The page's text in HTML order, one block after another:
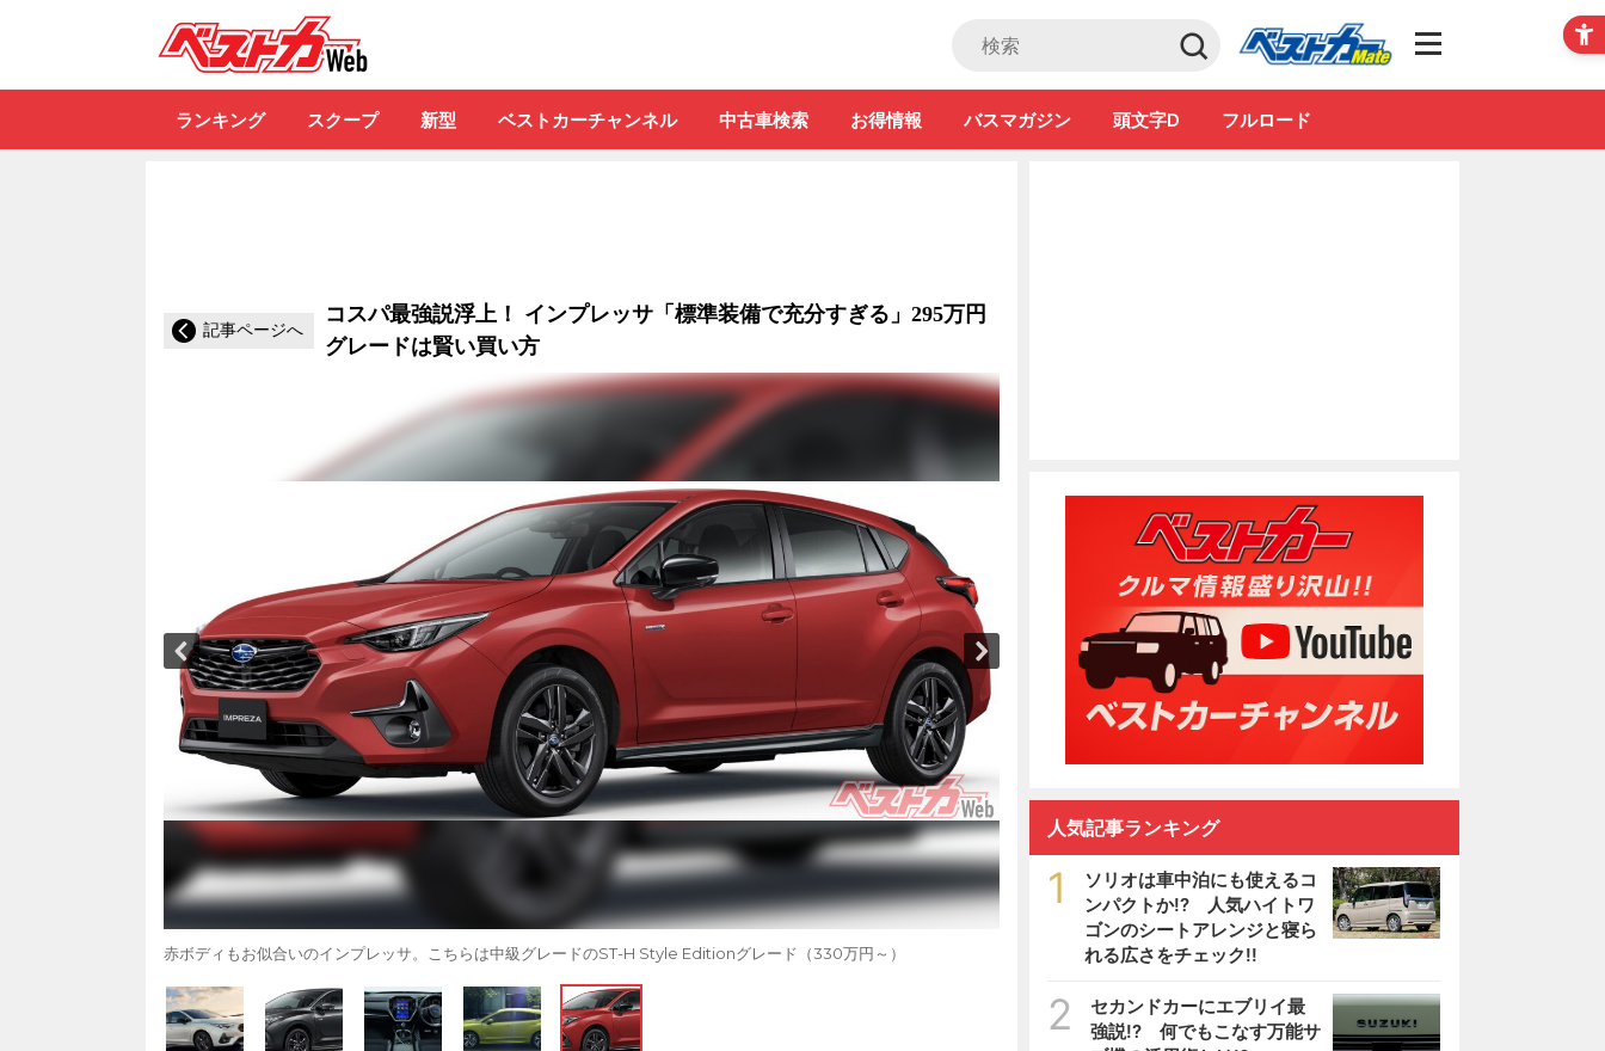
Club
ランキング スクープ 新型 ベストカーチャンネル 中古車検索 お得情報 バスマガジン 頭文字D フルロード
記事ページへ
コスパ最強説浮上！ インプレッサ「標準装備で充分すぎる」295万円
グレードは賢い買い方
赤ボディもお似合いのインプレッサ。こちらは中級グレードのST-H Style Editionグレード（330万円～）
人気記事ランキング
1
ソリオは車中泊にも使えるコ
ンパクトか!? 人気ハイトワ
ゴンのシートアレンジと寝ら
れる広さをチェック!!
2
セカンドカーにエブリイ最
強説!? 何でもこなす万能サ